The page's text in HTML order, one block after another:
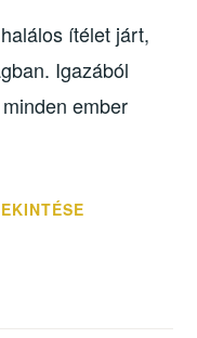
ítélet járt,
Igazából
ember